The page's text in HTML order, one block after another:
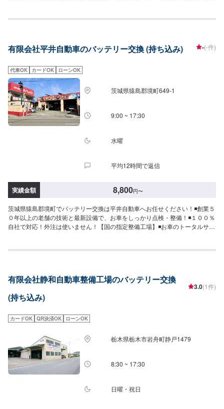
有限会社平井自動車のバッテリー交換 (持ち込み) -(-件)
代車OK カードOK ローンOK
茨城県猿島郡境町649-1
9:00 ~ 17:30
水曜
平均12時間で返信
実績金額 8,800円〜
茨城県猿島郡境町でバッテリー交換は平井自動車へお任せください！◾創業５
０年以上の老舗の技術と最新設備で、お車をしっかり点検・整備！◾１００％
自社で対応！外注は使いません！【国の指定整備工場】◾お車のトータルサポ
★保険を使えべきなのかわからない…などのご相談もお気軽にどうぞ！【定
ば作業開始【4】仕上がり次第納車-----納期について-----納期は通常1日～2日
程度で納車となります。車種や条件などにより、納期は前後する場合がござ
います。予めご了承ください。-----代車について-----無料の代車をご用意して
負担いただいております。※内容などにより貸し出し出来かねる場合もござい
ます。-----ご来店時の注意、受付方法-----入庫の際はお気をつけてお越しくだ
さい。駐車スペースは事務所前のお客様駐車スペースに駐車してください。
受付はスタッフへ「メンテモで予約しました」とお伝えください。ご案内い
たします。
有限会社静和自動車整備工場のバッテリー交換
(持ち込み)
3.0(1件)
カードOK QR決済OK ローンOK
栃木県栃木市岩舟町静戸1479
8:30 ~ 17:30
日曜・祝日